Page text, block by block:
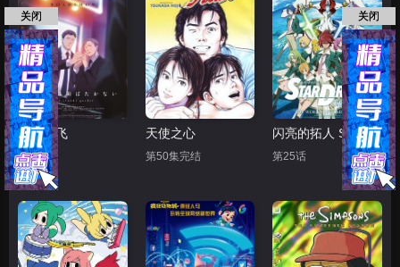
鸣鸟不飞
正片
天使之心
第50集完结
闪亮的拓人 STAR DRIVER
第25话
关闭 关闭